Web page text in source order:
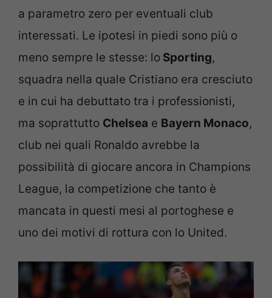
a parametro zero per eventuali club
interessati. Le ipotesi in piedi sono più o
meno sempre le stesse: lo Sporting,
squadra nella quale Cristiano era cresciuto
e in cui ha debuttato tra i professionisti,
ma soprattutto Chelsea e Bayern Monaco,
club nei quali Ronaldo avrebbe la
possibilità di giocare ancora in Champions
League, la competizione che tanto è
mancata in questi mesi al portoghese e
uno dei motivi di rottura con lo United.